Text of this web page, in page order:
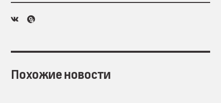
Похожие новости